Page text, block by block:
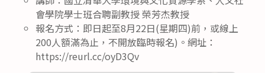
會學院學士班合聘副教授 榮芳杰教授
報名方式：即日起至8月22日(星期四)前，或線上
200人額滿為止，不開放臨時報名)。網址：
https://reurl.cc/oyD3Qv